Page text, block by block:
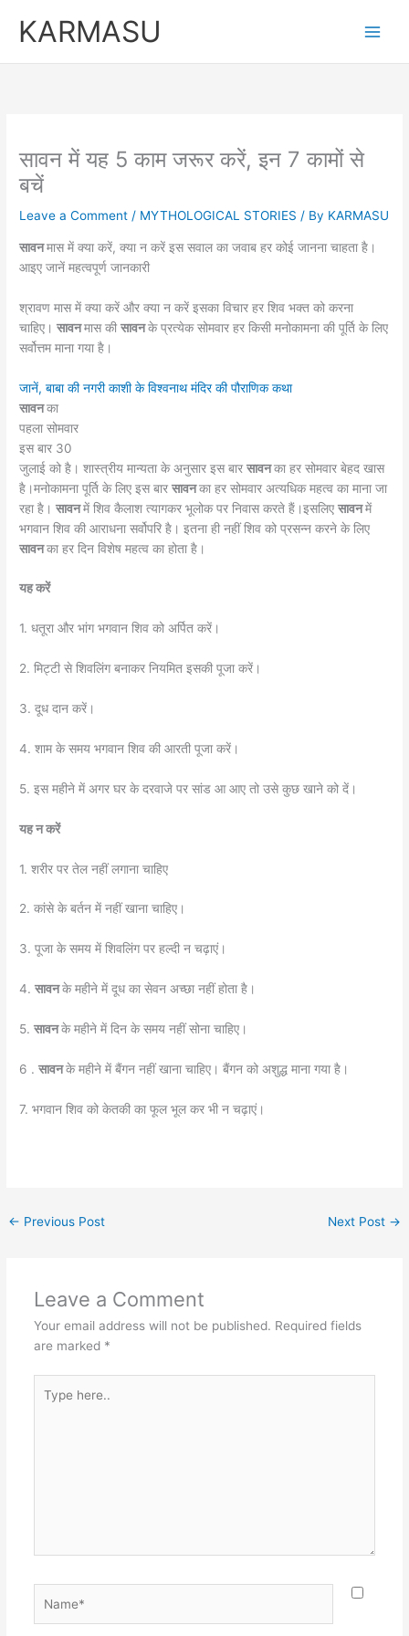
KARMASU
सावन में यह 5 काम जरूर करें, इन 7 कामों से
बचें
Leave a Comment / MYTHOLOGICAL STORIES / By KARMASU
सावनमास में क्या करें, क्या न करें इस सवाल का जवाब हर कोई जानना चाहता है।
आइए जानें महत्वपूर्ण जानकारी
श्रावण मास में क्या करें और क्या न करें इसका विचार हर शिव भक्त को करना
चाहिए।सावनमास कीसावनके प्रत्येक सोमवार हर किसी मनोकामना की पूर्ति के लिए
सर्वोत्तम माना गया है।
जानें, बाबा की नगरी काशी के विश्वनाथ मंदिर की पौराणिक कथा
सावनका
पहला सोमवार
इस बार 30
जुलाई को है। शास्त्रीय मान्यता के अनुसार इस बारसावनका हर सोमवार बेहद खास
है।मनोकामना पूर्ति के लिए इस बारसावनका हर सोमवार अत्यधिक महत्व का माना जा
रहा है।सावनमें शिव कैलाश त्यागकर भूलोक पर निवास करते हैं।इसलिएसावनमें
भगवान शिव की आराधना सर्वोपरि है। इतना ही नहीं शिव को प्रसन्न करने के लिए
सावनका हर दिन विशेष महत्व का होता है।
यह करें
1. धतूरा और भांग भगवान श‌िव को अर्प‌ित करें।
2. म‌िट्टी से श‌िवल‌िंग बनाकर न‌ियम‌ित इसकी पूजा करें।
3. दूध दान करें।
4. शाम के समय भगवान श‌िव की आरती पूजा करें।
5. इस महीने में अगर घर के दरवाजे पर सांड आ आए तो उसे कुछ खाने को दें।
यह न करें
1. शरीर पर तेल नहीं लगाना चाहिए
2. कांसे के बर्तन में नहीं खाना चाहिए।
3. पूजा के समय में शिवलिंग पर हल्दी न चढ़ाएं।
4.सावनके महीने में दूध का सेवन अच्छा नहीं होता है।
5.सावनके महीने में द‌िन के समय नहीं सोना चाह‌िए।
6 .सावनके महीने में बैंगन नहीं खाना चाह‌िए। बैंगन को अशुद्ध माना गया है।
7. भगवान शिव को केतकी का फूल भूल कर भी न चढ़ाएं।
← Previous Post Next Post →
Leave a Comment
Your email address will not be published. Required fields
are marked *
here..